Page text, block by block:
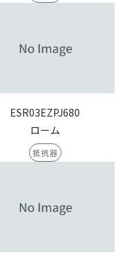
ESR03EZPJ680
ローム
抵抗器